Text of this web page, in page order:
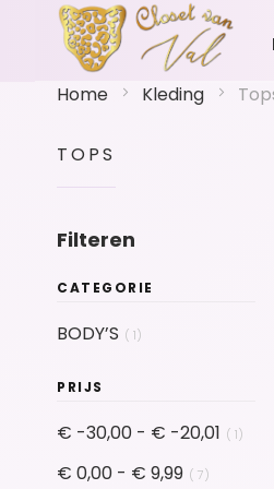
Home
Kleding
TOPS
Filteren
CATEGORIE
BODY’S 1product
PRIJS
€ -30,00 - € -20,01 1
€ 0,00 - € 9,99 7product